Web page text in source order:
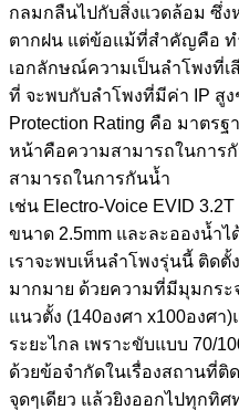
กลมกลืนไปกับสิ่งแวดล้อม ซึ่ง
ตากฝน แต่ข้อแม้ที่สำคัญคือ ทำ
เอกลักษณ์ความเป็นลำโพงที่
ที่ จะพบกับลำโพงที่มีค่า IP สูง
Protection Rating คือ มาตร
หน้าคือความสามารถในการ
สามารถในการกันน้ำ
เช่น Electro-Voice EVID
ขนาด 2.5mm และละอองน้ำ
เราจะพบเห็นลำโพงรุ่นนี้ ติด
มากมาย ด้วยความที่มีมุมกระ
แนวตั้ง (140องศา x100องศา
ระยะไกล เพราะขับแบบ 70/
ด้วยข้อจำกัดในเรื่องสถานที่
จุดๆเดียว แล้วยิงออกไปทุกทิ